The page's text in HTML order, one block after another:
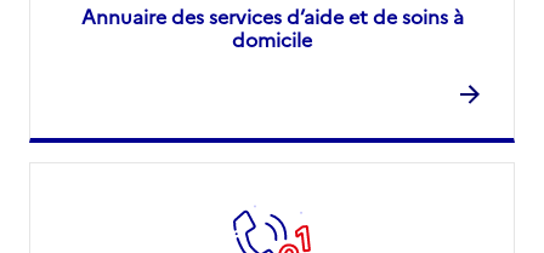
Annuaire des services d’aide et de soins à
domicile